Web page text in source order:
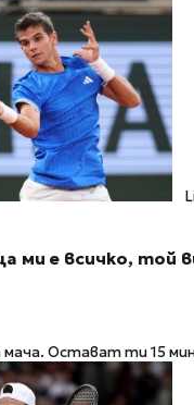
ми е всичко, той
мача. Остават ти 15